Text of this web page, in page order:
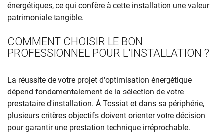
énergétiques, ce qui confère à cette installation une valeur
patrimoniale tangible.
COMMENT CHOISIR LE BON
PROFESSIONNEL POUR L'INSTALLATION ?
La réussite de votre projet d'optimisation énergétique
dépend fondamentalement de la sélection de votre
prestataire d'installation. À Tossiat et dans sa périphérie,
plusieurs critères objectifs doivent orienter votre décision
pour garantir une prestation technique irréprochable.